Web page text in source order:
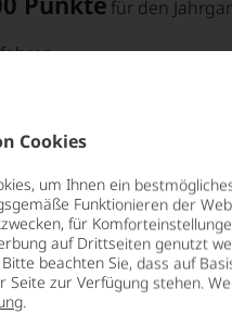
Cookies
um Ihnen ein
Funktionieren der
für
auf Drittseiten genutzt
beachten Sie, dass auf
Seite zur Verfügung stehen.
.
für den
Punkte